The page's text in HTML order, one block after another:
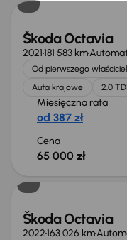
Škoda Octavia
2021181 583 km
Od pierwszego
Auta krajowe
2.0 TDI
Miesięczna rata
od 387 zł
Cena
65 000 zł
Świeżo skupione
Škoda Octavia
2022163 026 km